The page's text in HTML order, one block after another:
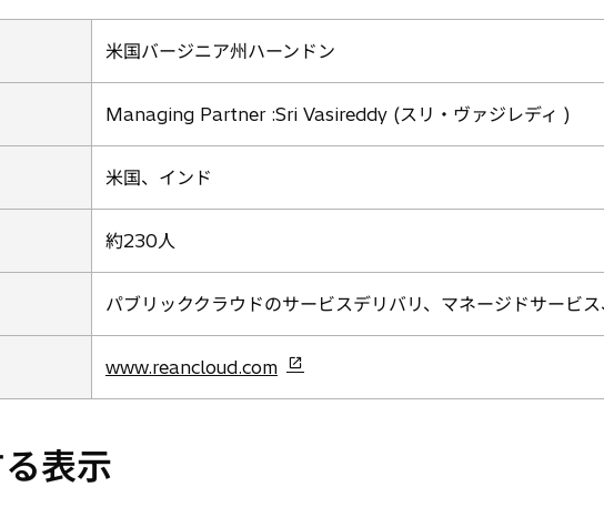
く
米国バージニア州ハーンドン
Managing Partner :Sri Vasireddy (スリ・ヴァジレディ )
米国、インド
約230人
パブリッククラウドのサービスデリバリ、マネージドサービ
www.reancloud.com
新
し
タ
ブ
表示